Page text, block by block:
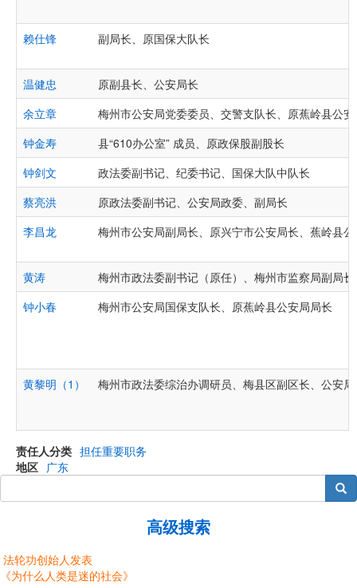
赖仕锋 副局长、原国保大队长
温健忠
原副县长、公安局长
余立章
梅州市公安局党委委员、交警支队长、原蕉岭县公
钟金寿
县“610办公室” 成员、原政保股副股长
钟剑文
政法委副书记、纪委书记、国保大队中队长
蔡亮洪
原政法委副书记、公安局政委、副局长
李昌龙
梅州市公安局副局长、原兴宁市公安局长、蕉岭县
黄涛
梅州市政法委副书记（原任）、梅州市监察局副局
钟小春
梅州市公安局国保支队长、原蕉岭县公安局局长
黄黎明（1） 梅州市政法委综治办调研员、梅县区副区长、公安
责任人分类 担任重要职务
地区 广东
搜索
高级搜索
法轮功创始人发表
《为什么人类是迷的社会》